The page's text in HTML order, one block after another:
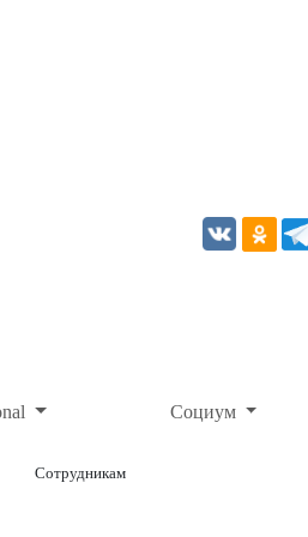
Социум
Сотрудникам